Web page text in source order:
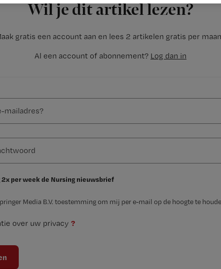
Wil je dit artikel lezen?
gratis een account aan en lees 2 artikelen gratis per
Al een account of abonnement? Log dan in
2x per week de Nursing nieuwsbrief
Media B.V. toestemming om mij per e-mail op de hoogte te
over uw privacy ?